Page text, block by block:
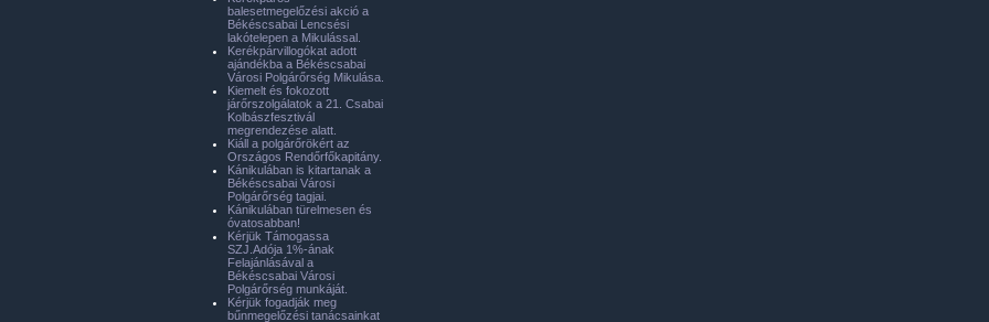
balesetmegelőzési akció a
Békéscsabai Lencsési
lakótelepen a Mikulással.
Kerékpárvillogókat adott
ajándékba a Békéscsabai
Városi Polgárőrség Mikulása.
Kiemelt és fokozott
járőrszolgálatok a 21. Csabai
Kolbászfesztivál
megrendezése alatt.
Kiáll a polgárőrökért az
Országos Rendőrfőkapitány.
Kánikulában is kitartanak a
Békéscsabai Városi
Polgárőrség tagjai.
Kánikulában türelmesen és
óvatosabban!
Kérjük Támogassa
SZJ.Adója 1%-ának
Felajánlásával a
Békéscsabai Városi
Polgárőrség munkáját.
Kérjük fogadják meg
bűnmegelőzési tanácsainkat